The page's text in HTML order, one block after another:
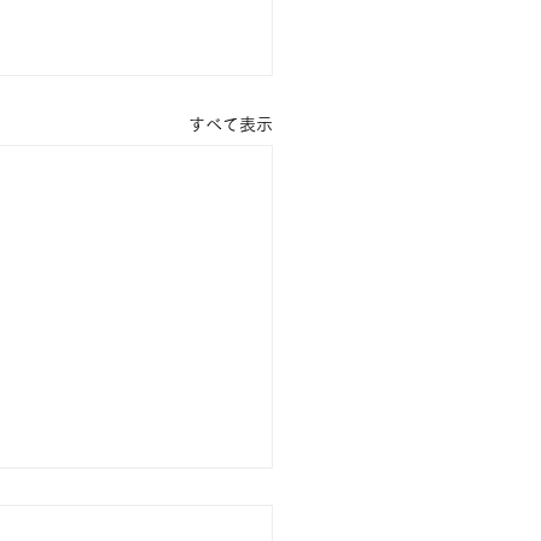
すべて表示